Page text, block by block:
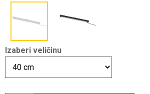
Izaberi veličinu